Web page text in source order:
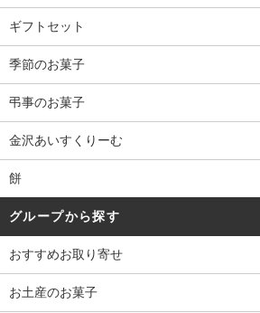
ギフトセット
季節のお菓子
弔事のお菓子
金沢あいすくりーむ
餅
グループから探す
おすすめお取り寄せ
お土産のお菓子